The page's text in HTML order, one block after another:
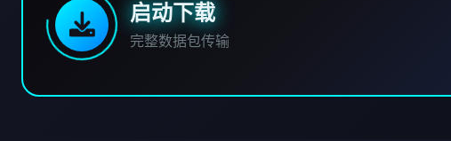
启动下载
完整数据包传输